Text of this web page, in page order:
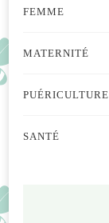
FEMME
MATERNITÉ
PUÉRICULTURE
SANTÉ